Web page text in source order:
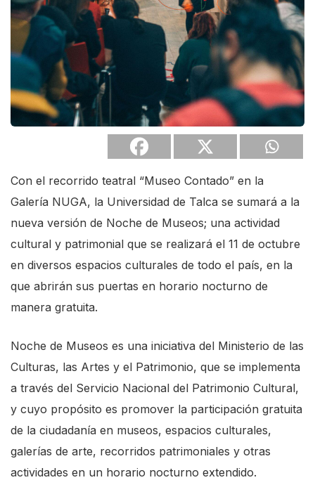
Con el recorrido teatral “Museo Contado” en la
Galería NUGA, la Universidad de Talca se sumará a la
nueva versión de Noche de Museos; una actividad
cultural y patrimonial que se realizará el 11 de octubre
en diversos espacios culturales de todo el país, en la
que abrirán sus puertas en horario nocturno de
manera gratuita.
Noche de Museos es una iniciativa del Ministerio de las
Culturas, las Artes y el Patrimonio, que se implementa
a través del Servicio Nacional del Patrimonio Cultural,
y cuyo propósito es promover la participación gratuita
de la ciudadanía en museos, espacios culturales,
galerías de arte, recorridos patrimoniales y otras
actividades en un horario nocturno extendido.